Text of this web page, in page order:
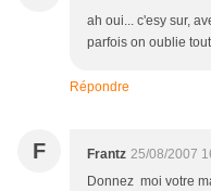
ah oui... c'esy sur,
parfois on oublie
Répondre
F Frantz 25/08/2007
Donnez moi votre